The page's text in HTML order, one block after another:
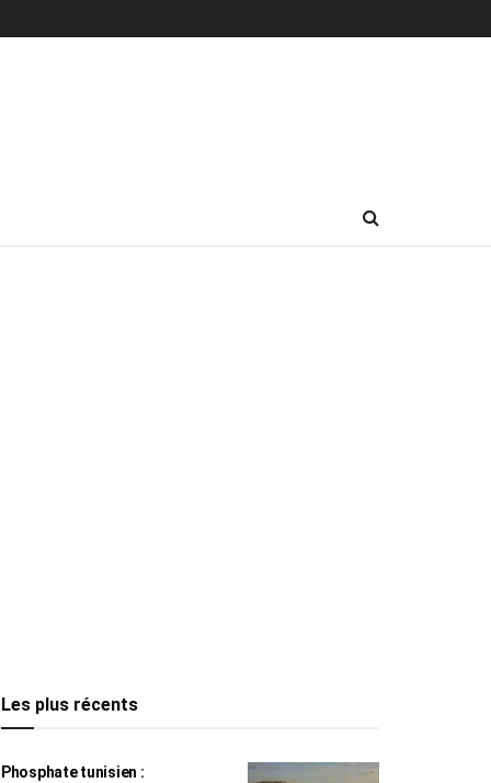
Les plus récents
Phosphate tunisien :